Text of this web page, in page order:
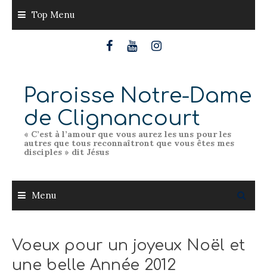
content
Top Menu
Paroisse Notre-Dame
de Clignancourt
« C’est à l’amour que vous aurez les uns pour les
autres que tous reconnaîtront que vous êtes mes
disciples » dit Jésus
Menu
Voeux pour un joyeux Noël et
une belle Année 2012